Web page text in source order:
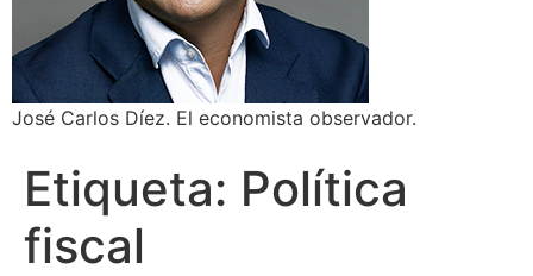
José Carlos Díez. El economista observador.
Etiqueta: Política
fiscal